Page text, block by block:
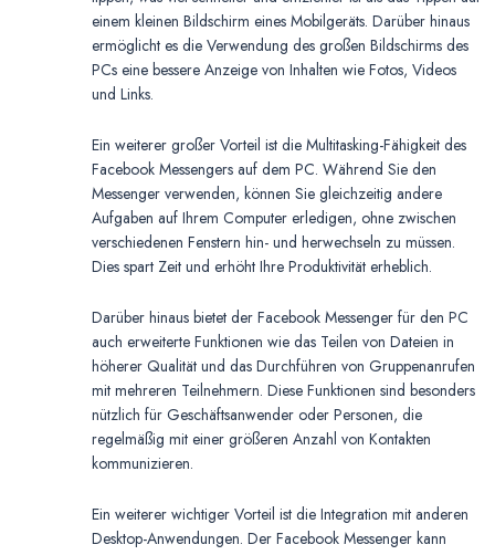
einem kleinen Bildschirm eines Mobilgeräts. Darüber hinaus
ermöglicht es die Verwendung des großen Bildschirms des
PCs eine bessere Anzeige von Inhalten wie Fotos, Videos
und Links.
Ein weiterer großer Vorteil ist die Multitasking-Fähigkeit des
Facebook Messengers auf dem PC. Während Sie den
Messenger verwenden, können Sie gleichzeitig andere
Aufgaben auf Ihrem Computer erledigen, ohne zwischen
verschiedenen Fenstern hin- und herwechseln zu müssen.
Dies spart Zeit und erhöht Ihre Produktivität erheblich.
Darüber hinaus bietet der Facebook Messenger für den PC
auch erweiterte Funktionen wie das Teilen von Dateien in
höherer Qualität und das Durchführen von Gruppenanrufen
mit mehreren Teilnehmern. Diese Funktionen sind besonders
nützlich für Geschäftsanwender oder Personen, die
regelmäßig mit einer größeren Anzahl von Kontakten
kommunizieren.
Ein weiterer wichtiger Vorteil ist die Integration mit anderen
Desktop-Anwendungen. Der Facebook Messenger kann